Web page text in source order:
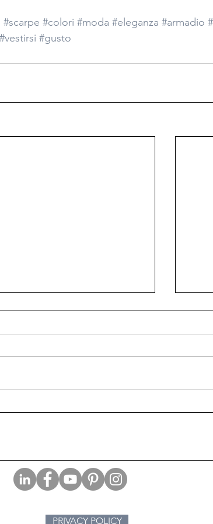
#scarpe #colori #moda #eleganza #armadio
#vestirsi #gusto
I superpoteri che mi
PRIVACY POLICY